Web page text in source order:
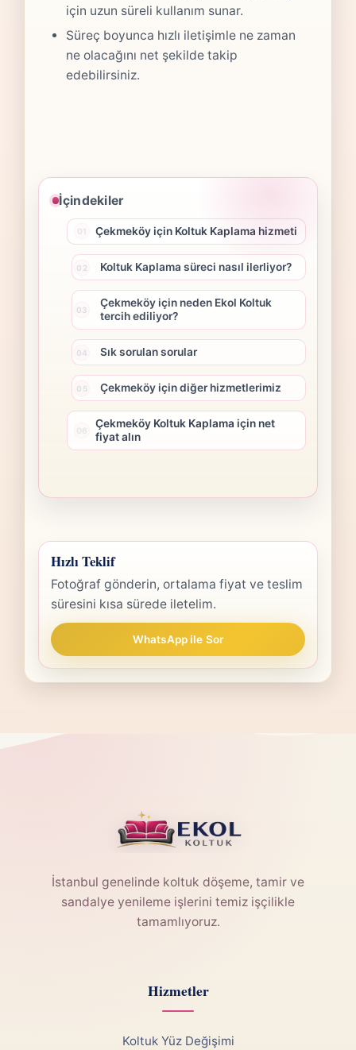
için uzun süreli kullanım sunar.
Süreç boyunca hızlı iletişimle ne zaman
ne olacağını net şekilde takip
edebilirsiniz.
İçindekiler
Çekmeköy için Koltuk Kaplama hizmeti
Koltuk Kaplama süreci nasıl ilerliyor?
Çekmeköy için neden Ekol Koltuk
tercih ediliyor?
Sık sorulan sorular
Çekmeköy için diğer hizmetlerimiz
Çekmeköy Koltuk Kaplama için net
fiyat alın
Hızlı Teklif
Fotoğraf gönderin, ortalama fiyat ve teslim
süresini kısa sürede iletelim.
WhatsApp ile Sor
İstanbul genelinde koltuk döşeme, tamir ve
sandalye yenileme işlerini temiz işçilikle
tamamlıyoruz.
Hizmetler
Koltuk Yüz Değişimi